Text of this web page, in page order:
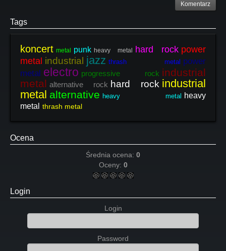
Komentarz
Tags
koncert metal punk heavy metal hard rock power
metal industrial jazz thrash metal power
metal electro progressive rock industrial
metal alternative rock hard rock industrial
metal alternative heavy metal heavy
metal
thrash metal
Ocena
Średnia ocena: 0
Oceny: 0
Login
Login
Password